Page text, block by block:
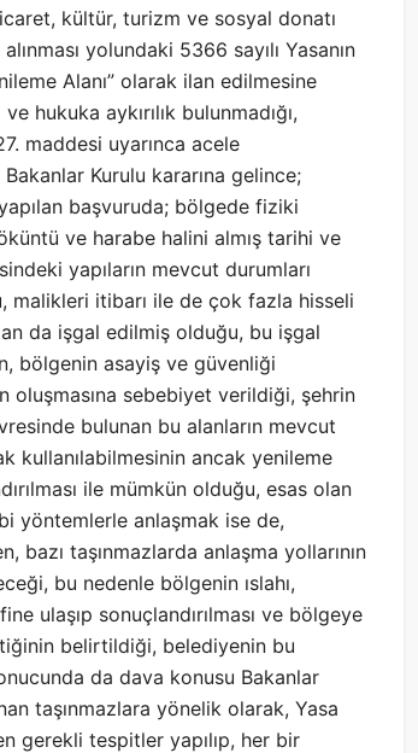
kültür, turizm ve sosyal donatı
yolundaki 5366 sayılı Yasanın
Alanı” olarak ilan edilmesine
hukuka aykırılık bulunmadığı,
maddesi uyarınca acele
Kurulu kararına gelince;
başvuruda; bölgede fiziki
ve harabe halini almış tarihi ve
yapıların mevcut durumları
itibarı ile de çok fazla hisseli
da işgal edilmiş olduğu, bu işgal
bölgenin asayiş ve güvenliği
oluşmasına sebebiyet verildiği, şehrin
bulunan bu alanların mevcut
kullanılabilmesinin ancak yenileme
ile mümkün olduğu, esas olan
yöntemlerle anlaşmak ise de,
taşınmazlarda anlaşma yollarının
bu nedenle bölgenin ıslahı,
ulaşıp sonuçlandırılması ve bölgeye
belirtildiği, belediyenin bu
da dava konusu Bakanlar
taşınmazlara yönelik olarak, Yasa
gerekli tespitler yapılıp, her bir